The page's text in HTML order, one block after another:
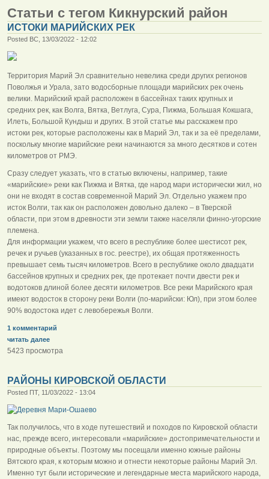
Статьи с тегом Кикнурский район
ИСТОКИ МАРИЙСКИХ РЕК
Posted ВС, 13/03/2022 - 12:02
Территория Марий Эл сравнительно невелика среди других регионов
Поволжья и Урала, зато водосборные площади марийских рек очень
велики. Марийский край расположен в бассейнах таких крупных и
средних рек, как Волга, Вятка, Ветлуга, Сура, Пижма, Большая Кокшага,
Илеть, Большой Кундыш и других. В этой статье мы расскажем про
истоки рек, которые расположены как в Марий Эл, так и за её пределами,
поскольку многие марийские реки начинаются за много десятков и сотен
километров от РМЭ.
Сразу следует указать, что в статью включены, например, такие
«марийские» реки как Пижма и Вятка, где народ мари исторически жил, но
они не входят в состав современной Марий Эл. Отдельно укажем про
исток Волги, так как он расположен довольно далеко – в Тверской
области, при этом в древности эти земли также населяли финно-угорские
племена.
Для информации укажем, что всего в республике более шестисот рек,
речек и ручьев (указанных в гос. реестре), их общая протяженность
превышает семь тысяч километров. Всего в республике около двадцати
бассейнов крупных и средних рек, где протекает почти двести рек и
водотоков длиной более десяти километров. Все реки Марийского края
имеют водосток в сторону реки Волги (по-марийски: Юл), при этом более
90% водостока идет с левобережья Волги.
1 комментарий
читать далее
5423 просмотра
РАЙОНЫ КИРОВСКОЙ ОБЛАСТИ
Posted ПТ, 11/03/2022 - 13:04
Так получилось, что в ходе путешествий и походов по Кировской области
нас, прежде всего, интересовали «марийские» достопримечательности и
природные объекты. Поэтому мы посещали именно южные районы
Вятского края, к которым можно и отнести некоторые районы Марий Эл.
Именно тут были исторические и легендарные места марийского народа,